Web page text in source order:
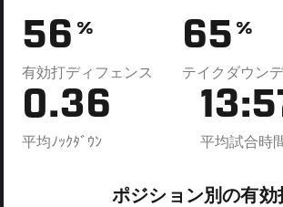
56 %
有効打ディフェンス
65 %
テイクダウン
0.36
平均ﾉｯｸﾀﾞｳﾝ 平均試合時
ポジション別の有効